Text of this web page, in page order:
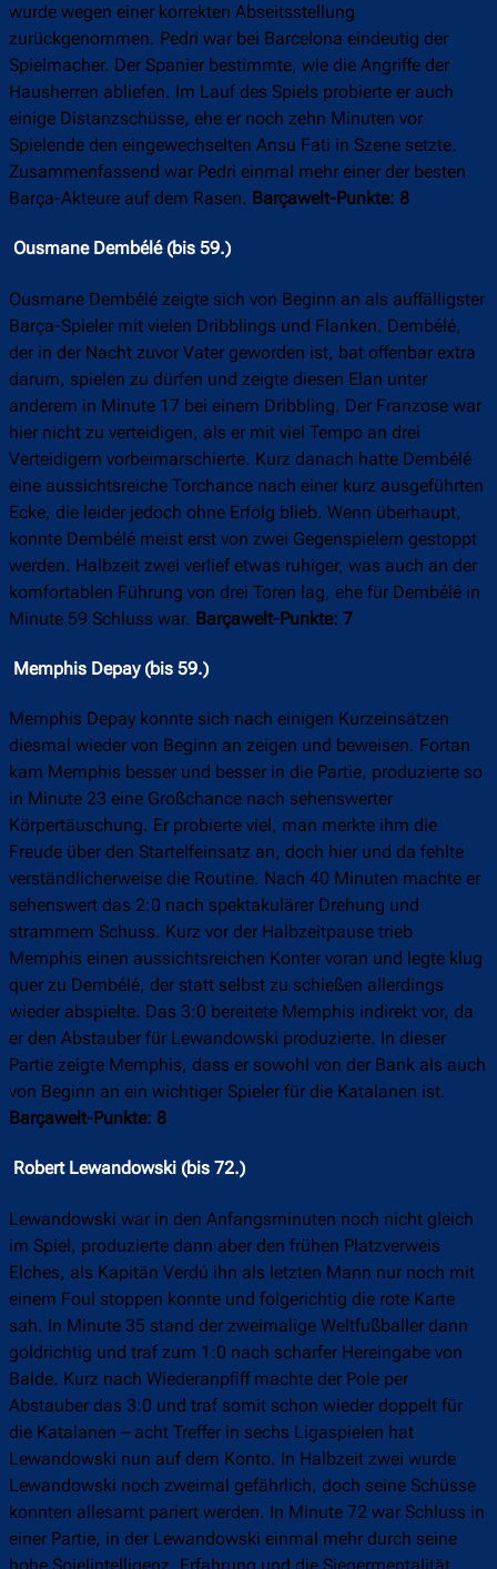
wurde wegen einer korrekten Abseitsstellung
zurückgenommen. Pedri war bei Barcelona eindeutig der
Spielmacher. Der Spanier bestimmte, wie die Angriffe der
Hausherren abliefen. Im Lauf des Spiels probierte er auch
einige Distanzschüsse, ehe er noch zehn Minuten vor
Spielende den eingewechselten Ansu Fati in Szene setzte.
Zusammenfassend war Pedri einmal mehr einer der besten
Barça-Akteure auf dem Rasen. Barçawelt-Punkte: 8
Ousmane Dembélé (bis 59.)
Ousmane Dembélé zeigte sich von Beginn an als auffälligster
Barça-Spieler mit vielen Dribblings und Flanken. Dembélé,
der in der Nacht zuvor Vater geworden ist, bat offenbar extra
darum, spielen zu dürfen und zeigte diesen Elan unter
anderem in Minute 17 bei einem Dribbling. Der Franzose war
hier nicht zu verteidigen, als er mit viel Tempo an drei
Verteidigern vorbeimarschierte. Kurz danach hatte Dembélé
eine aussichtsreiche Torchance nach einer kurz ausgeführten
Ecke, die leider jedoch ohne Erfolg blieb. Wenn überhaupt,
konnte Dembélé meist erst von zwei Gegenspielern gestoppt
werden. Halbzeit zwei verlief etwas ruhiger, was auch an der
komfortablen Führung von drei Toren lag, ehe für Dembélé in
Minute 59 Schluss war. Barçawelt-Punkte: 7
Memphis Depay (bis 59.)
Memphis Depay konnte sich nach einigen Kurzeinsätzen
diesmal wieder von Beginn an zeigen und beweisen. Fortan
kam Memphis besser und besser in die Partie, produzierte so
in Minute 23 eine Großchance nach sehenswerter
Körpertäuschung. Er probierte viel, man merkte ihm die
Freude über den Startelfeinsatz an, doch hier und da fehlte
verständlicherweise die Routine. Nach 40 Minuten machte er
sehenswert das 2:0 nach spektakulärer Drehung und
strammem Schuss. Kurz vor der Halbzeitpause trieb
Memphis einen aussichtsreichen Konter voran und legte klug
quer zu Dembélé, der statt selbst zu schießen allerdings
wieder abspielte. Das 3:0 bereitete Memphis indirekt vor, da
er den Abstauber für Lewandowski produzierte. In dieser
Partie zeigte Memphis, dass er sowohl von der Bank als auch
von Beginn an ein wichtiger Spieler für die Katalanen ist.
Barçawelt-Punkte: 8
Robert Lewandowski (bis 72.)
Lewandowski war in den Anfangsminuten noch nicht gleich
im Spiel, produzierte dann aber den frühen Platzverweis
Elches, als Kapitän Verdú ihn als letzten Mann nur noch mit
einem Foul stoppen konnte und folgerichtig die rote Karte
sah. In Minute 35 stand der zweimalige Weltfußballer dann
goldrichtig und traf zum 1:0 nach scharfer Hereingabe von
Balde. Kurz nach Wiederanpfiff machte der Pole per
Abstauber das 3:0 und traf somit schon wieder doppelt für
die Katalanen – acht Treffer in sechs Ligaspielen hat
Lewandowski nun auf dem Konto. In Halbzeit zwei wurde
Lewandowski noch zweimal gefährlich, doch seine Schüsse
konnten allesamt pariert werden. In Minute 72 war Schluss in
einer Partie, in der Lewandowski einmal mehr durch seine